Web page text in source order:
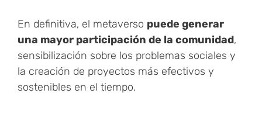
En definitiva, el metaverso puede generar
una mayor participación de la comunidad,
sensibilización sobre los problemas sociales y
la creación de proyectos más efectivos y
sostenibles en el tiempo.